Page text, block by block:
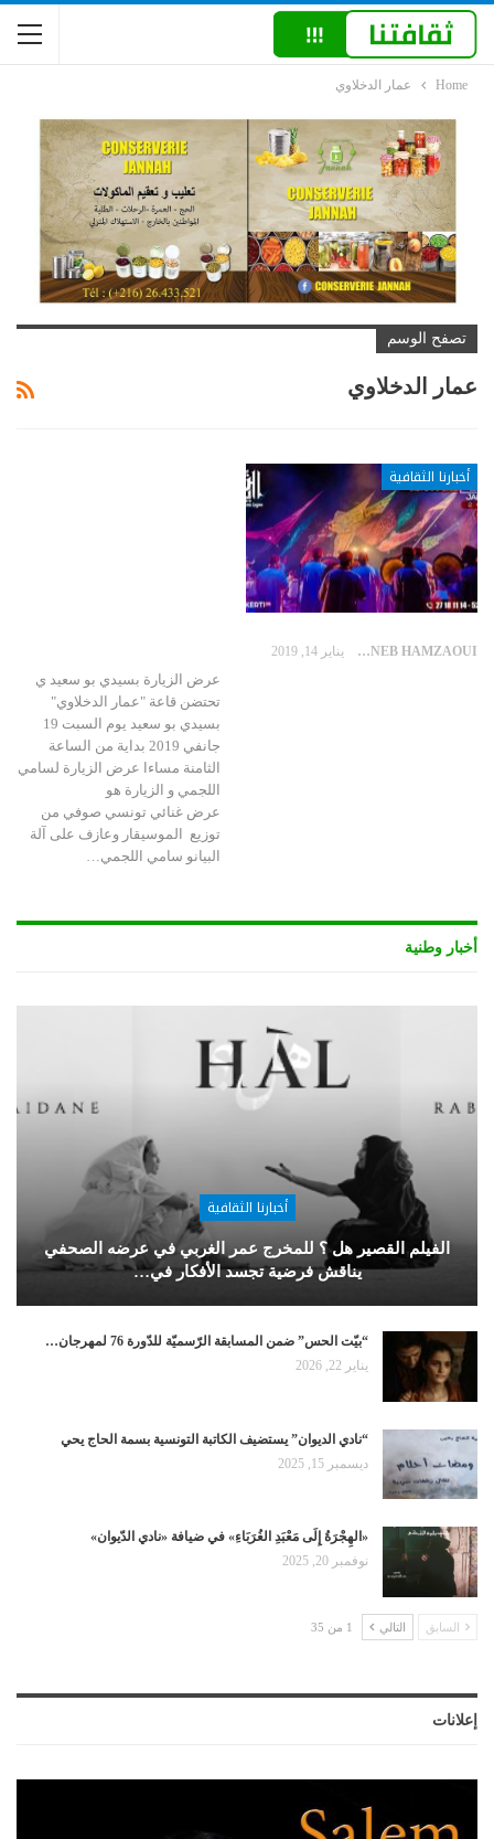
Home عمار الدخلاوي
تصفح الوسم
عمار الدخلاوي
أخبارنا الثقافية
ZAYNEB HAMZAOUI يناير 14, 2019
عرض الزيارة بسيدي بو سعيد ي
تحتضن قاعة "عمار الدخلاوي"
بسيدي بو سعيد يوم السبت 19
جانفي 2019 بداية من الساعة
الثامنة مساءا عرض الزيارة لسامي
اللجمي و الزيارة هو
عرض غنائي تونسي صوفي من
توزيع الموسيقار وعازف على آلة
البيانو سامي اللجمي…
أخبار وطنية
أخبارنا الثقافية
الفيلم القصير هل ؟ للمخرج عمر الغربي في عرضه الصحفي
يناقش فرضية تجسد الأفكار في…
“بيّت الحس” ضمن المسابقة الرّسميّة للدّورة 76 لمهرجان…
يناير 22, 2026
“نادي الديوان” يستضيف الكاتبة التونسية بسمة الحاج يحي
ديسمبر 15, 2025
«الهِجْرَةُ إِلَى مَعْبَدِ الغُرَبَاءِ» في ضيافة «نادي الدّيوان»
نوفمبر 20, 2025
السابق التالي 1 من 35
إعلانات